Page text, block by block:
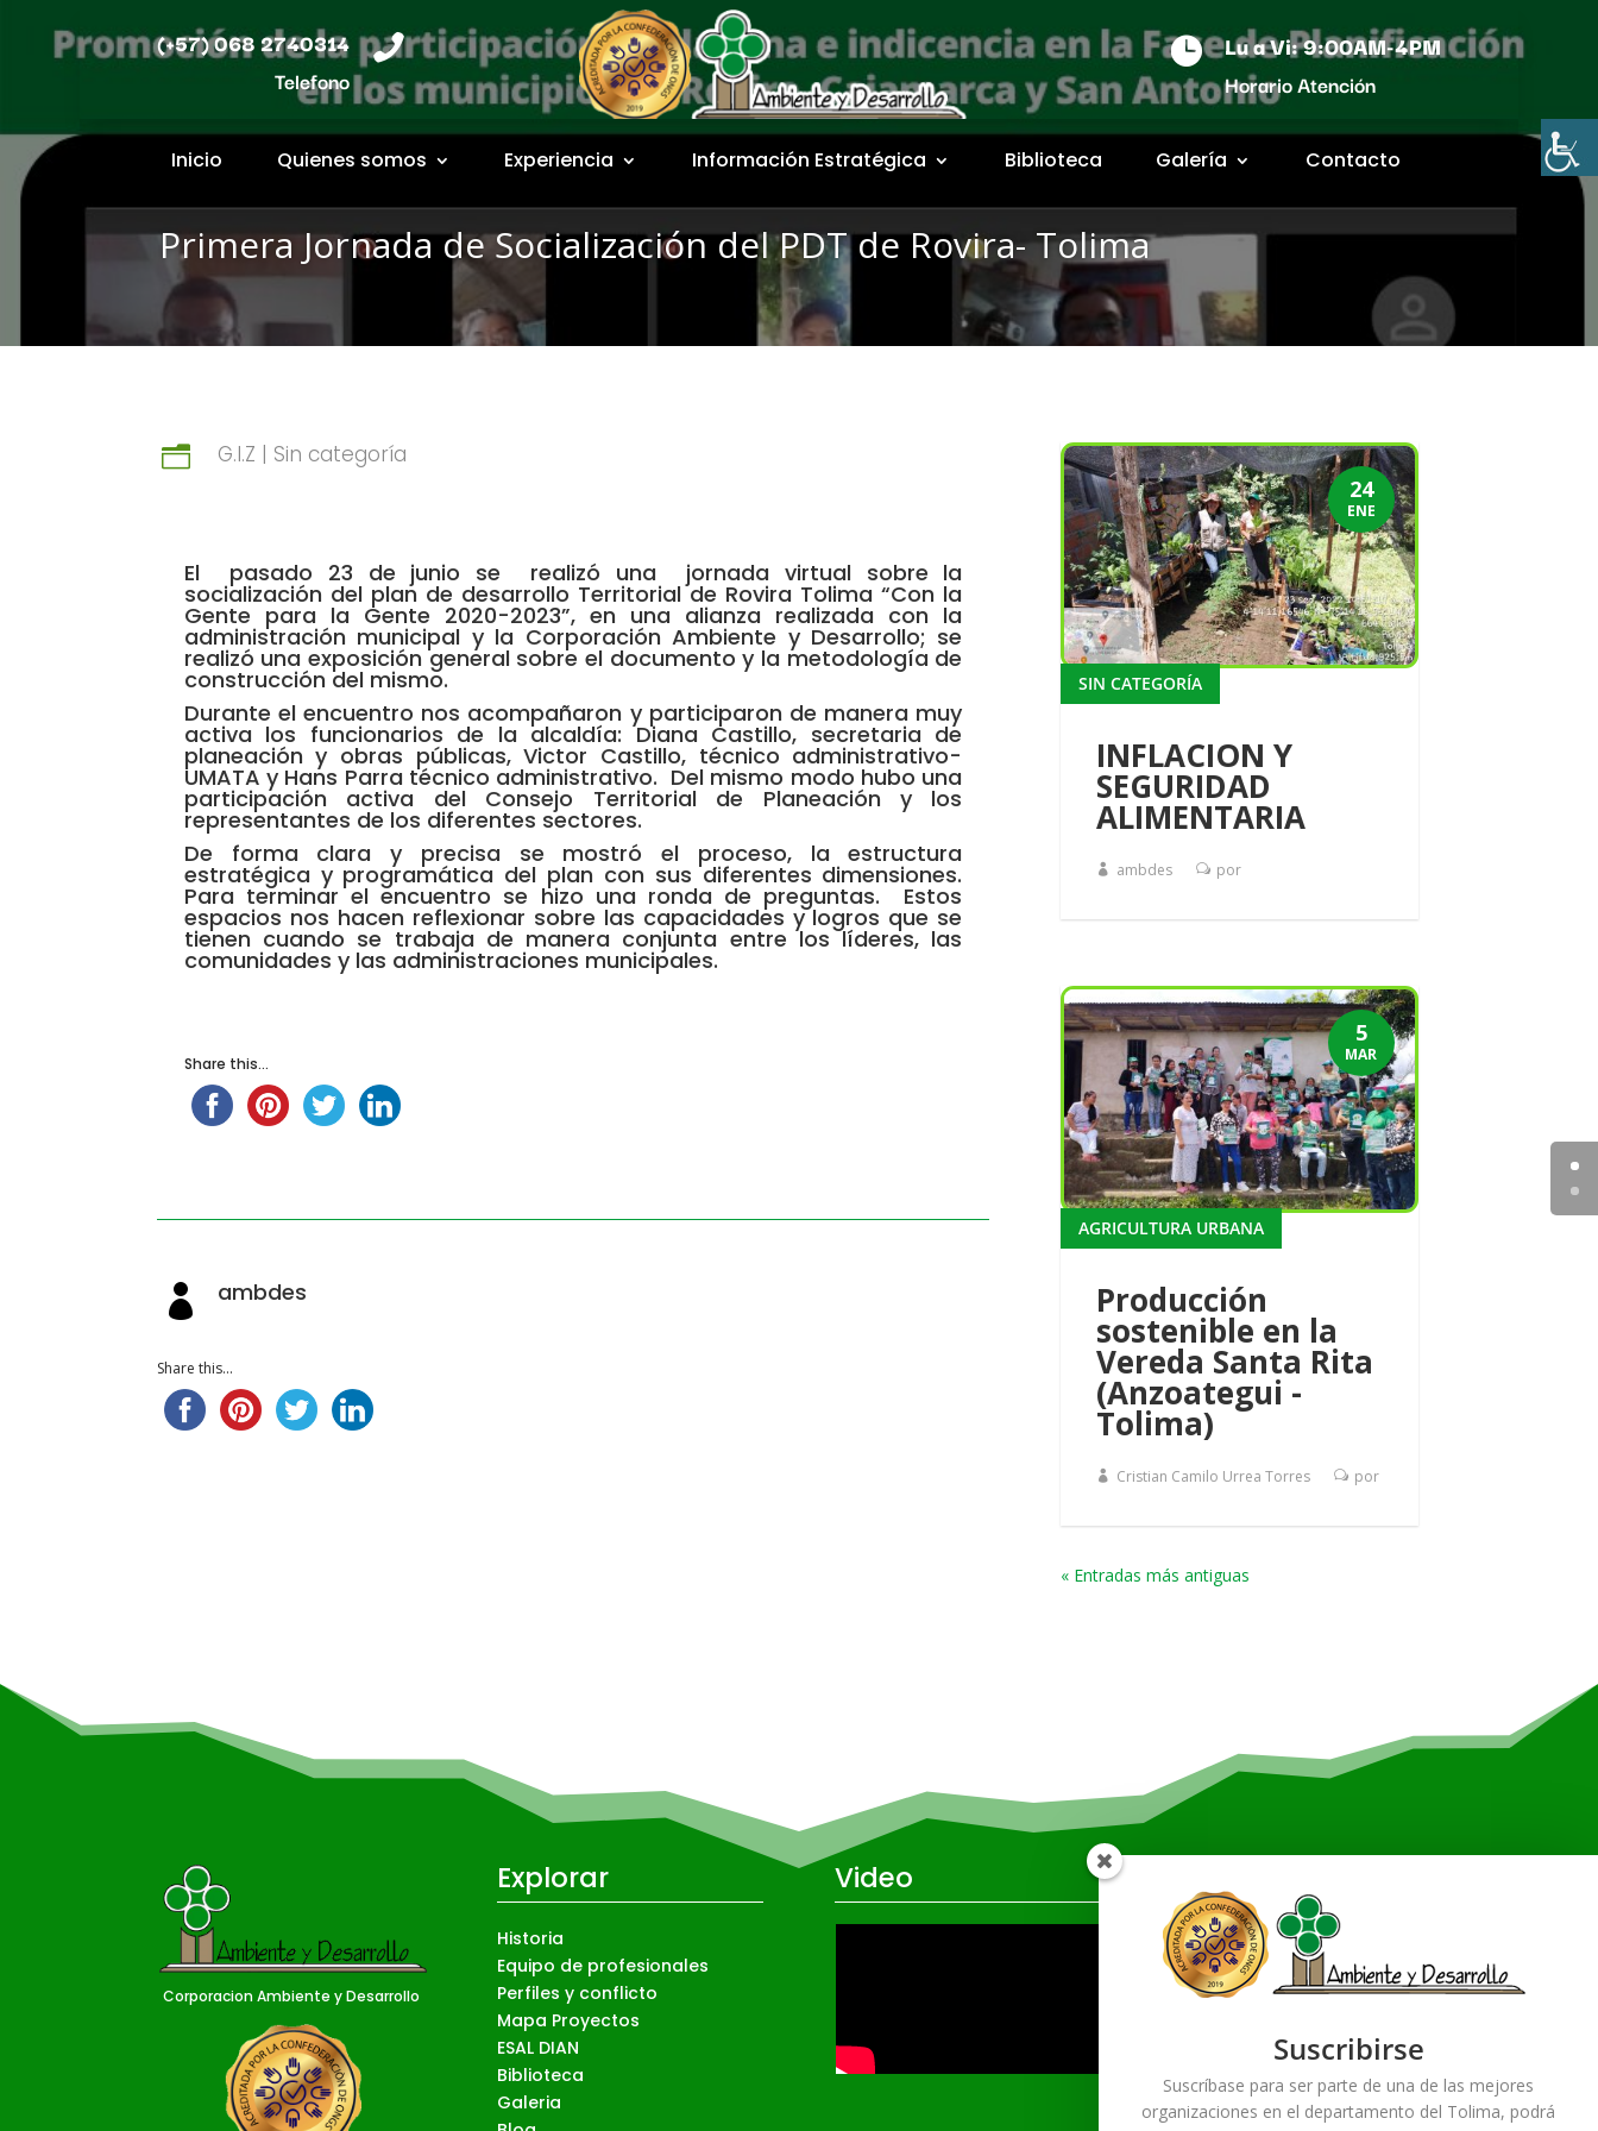

(+57) 068 2740314
Telefono
 Lu a Vi: 9:00AM-4PM
Horario Atención
Inicio Quienes somos Experiencia Información Estratégica Biblioteca Galería Contacto
Primera Jornada de Socialización del PDT de Rovira- Tolima
n G.I.Z | Sin categoría
El pasado 23 de junio se realizó una jornada virtual sobre la
socialización del plan de desarrollo Territorial de Rovira Tolima “Con la
Gente para la Gente 2020-2023”, en una alianza realizada con la
administración municipal y la Corporación Ambiente y Desarrollo; se
realizó una exposición general sobre el documento y la metodología de
construcción del mismo.
Durante el encuentro nos acompañaron y participaron de manera muy
activa los funcionarios de la alcaldía: Diana Castillo, secretaria de
planeación y obras públicas, Victor Castillo, técnico administrativo-
UMATA y Hans Parra técnico administrativo. Del mismo modo hubo una
participación activa del Consejo Territorial de Planeación y los
representantes de los diferentes sectores.
De forma clara y precisa se mostró el proceso, la estructura
estratégica y programática del plan con sus diferentes dimensiones.
Para terminar el encuentro se hizo una ronda de preguntas. Estos
espacios nos hacen reflexionar sobre las capacidades y logros que se
tienen cuando se trabaja de manera conjunta entre los líderes, las
comunidades y las administraciones municipales.
Share this...
 ambdes
Share this...
INFLACION Y
SEGURIDAD
ALIMENTARIA
SIN CATEGORÍA
ambdes por
24
ENE
Producción
sostenible en la
Vereda Santa Rita
(Anzoategui -
Tolima)
AGRICULTURA URBANA
Cristian Camilo Urrea Torres por
5
MAR
« Entradas más antiguas
Corporacion Ambiente y Desarrollo
Explorar
Historia
Equipo de profesionales
Perfiles y conflicto
Mapa Proyectos
ESAL DIAN
Biblioteca
Galeria
Video
Dirección: Cra. 7 #60-21, Ibagué,
Tolima
Horario:
9:00am – 2:00pm
(038) 2740314
Suscribirse
Suscríbase para ser parte de una de las mejores
organizaciones en el departamento del Tolima, podrá